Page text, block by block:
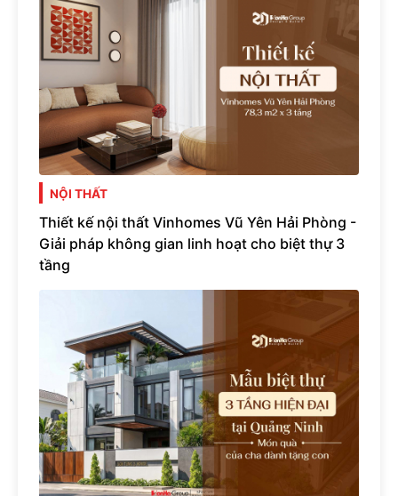
NỘI THẤT
Thiết kế nội thất Vinhomes Vũ Yên Hải Phòng -
Giải pháp không gian linh hoạt cho biệt thự 3
tầng